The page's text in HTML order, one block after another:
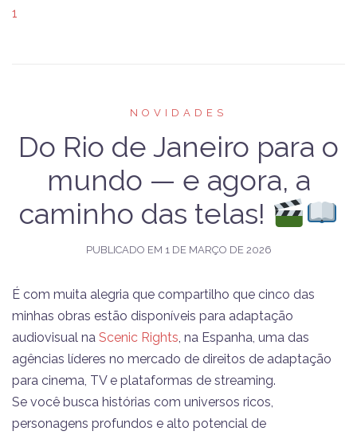
1
NOVIDADES
​Do Rio de Janeiro para o
mundo — e agora, a
caminho das telas!
PUBLICADO EM 1 DE MARÇO DE 2026
​É com muita alegria que compartilho que cinco das
minhas obras estão disponíveis para adaptação
audiovisual na Scenic Rights, na Espanha, uma das
agências líderes no mercado de direitos de adaptação
para cinema, TV e plataformas de streaming.
​Se você busca histórias com universos ricos,
personagens profundos e alto potencial de